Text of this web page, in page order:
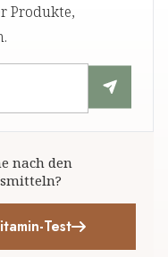
Produkte,
nach den
Test